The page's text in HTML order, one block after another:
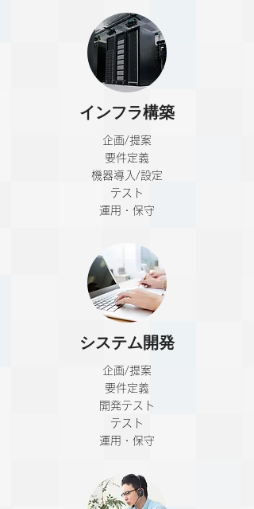
インフラ構築
企画/提案
​要件定義
機器導入/設定
テスト
運用・保守
システム開発
企画/提案​
要件定義
開発テスト
テスト
運用・保守